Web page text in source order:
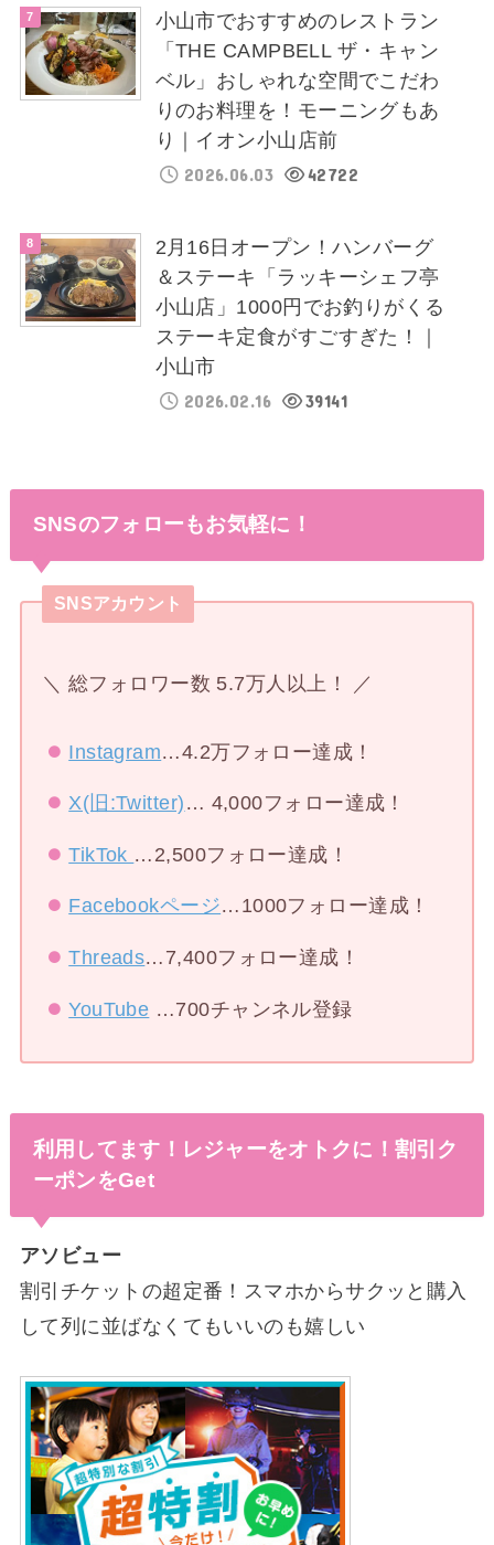
小山市でおすすめのレストラン
「THE CAMPBELL ザ・キャン
ベル」おしゃれな空間でこだわ
りのお料理を！モーニングもあ
り｜イオン小山店前
2026.06.03 42722
2月16日オープン！ハンバーグ
＆ステーキ「ラッキーシェフ亭
小山店」1000円でお釣りがくる
ステーキ定食がすごすぎた！｜
小山市
2026.02.16 39141
SNSのフォローもお気軽に！
SNSアカウント
＼ 総フォロワー数 5.7万人以上！ ／
Instagram…4.2万フォロー達成！
X(旧:Twitter) … 4,000フォロー達成！
TikTok …2,500フォロー達成！
Facebookページ…1000フォロー達成！
Threads…7,400フォロー達成！
YouTube …700チャンネル登録
利用してます！レジャーをオトクに！割引ク
ーポンをGet
アソビュー
割引チケットの超定番！スマホからサクッと購入
して列に並ばなくてもいいのも嬉しい